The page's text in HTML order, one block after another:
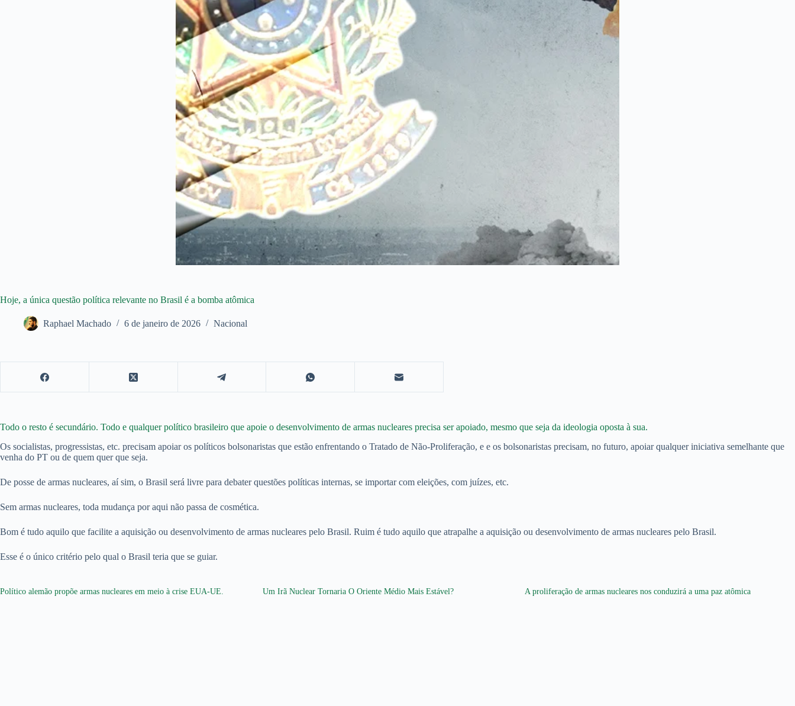
Hoje, a única questão política relevante no Brasil é a bomba atômica
Raphael Machado 6 de janeiro de 2026 Nacional
Todo o resto é secundário. Todo e qualquer político brasileiro que apoie o desenvolvimento de armas nucleares precisa ser apoiado, mesmo que seja da ideologia oposta à sua.
Os socialistas, progressistas, etc. precisam apoiar os políticos bolsonaristas que estão enfrentando o Tratado de Não-Proliferação, e e os bolsonaristas precisam, no futuro, apoiar qualquer iniciativa semelhante que
venha do PT ou de quem quer que seja.
De posse de armas nucleares, aí sim, o Brasil será livre para debater questões políticas internas, se importar com eleições, com juízes, etc.
Sem armas nucleares, toda mudança por aqui não passa de cosmética.
Bom é tudo aquilo que facilite a aquisição ou desenvolvimento de armas nucleares pelo Brasil. Ruim é tudo aquilo que atrapalhe a aquisição ou desenvolvimento de armas nucleares pelo Brasil.
Esse é o único critério pelo qual o Brasil teria que se guiar.
Político alemão propõe armas nucleares em meio à crise EUA-UE. Um Irã Nuclear Tornaria O Oriente Médio Mais Estável? A proliferação de armas nucleares nos conduzirá a uma paz atômica